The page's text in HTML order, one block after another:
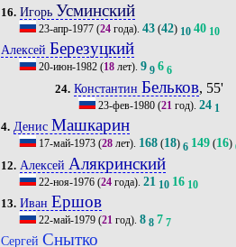
16. Игорь Усминский
23-апр-1977(24года). 43(42) 10 40 10
Алексей Березуцкий
20-июн-1982(18лет). 9 9 6 6
24. Константин Бельков, 55'
23-фев-1980 (21 год).24 1
4. Денис Машкарин
17-май-1973(28лет). 168(18) 6 149(16)
12. Алексей Алякринский
22-ноя-1976(24года). 21 10 16 10
13. Иван Ершов
22-май-1979(21год). 8 8 7 7
Сергей Снытко